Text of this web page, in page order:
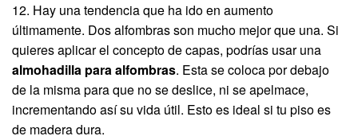
12. Hay una tendencia que ha ido en aumento
últimamente. Dos alfombras son mucho mejor que una. Si
quieres aplicar el concepto de capas, podrías usar una
almohadilla para alfombras. Esta se coloca por debajo
de la misma para que no se deslice, ni se apelmace,
incrementando así su vida útil. Esto es ideal si tu piso es
de madera dura.